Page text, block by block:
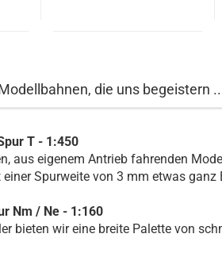
die uns begeistern
T - 1:450
aus eigenem Antrieb fahrenden
Spurweite von 3 mm etwas ganz
Nm / Ne - 1:160
bieten wir eine breite Palette von